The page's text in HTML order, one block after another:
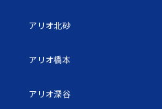
アリオ北砂
アリオ橋本
アリオ深谷